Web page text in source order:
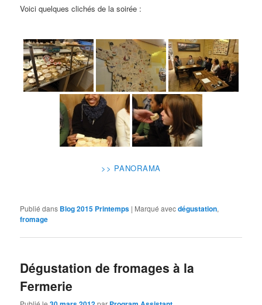
Voici quelques clichés de la soirée :
>> PANORAMA
Publié dans Blog 2015 Printemps | Marqué avecdégustation,
fromage
Dégustation de fromages à la
Fermerie